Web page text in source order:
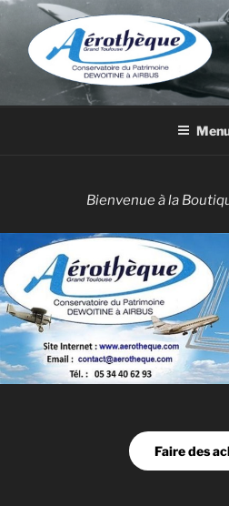
Aller
contenu
principal
DE DEWOITINE
Bienvenue à la
Faire des